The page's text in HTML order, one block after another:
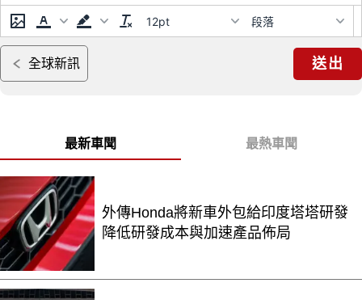
12pt 段落
全球新訊 送出
最新車聞 最熱車聞
外傳Honda將新車外包給印度塔塔研發
降低研發成本與加速產品佈局